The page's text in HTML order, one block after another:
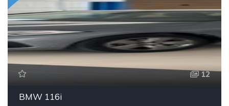
12
BMW 116i